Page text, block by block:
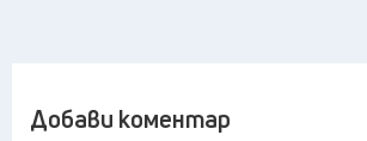
Добави коментар